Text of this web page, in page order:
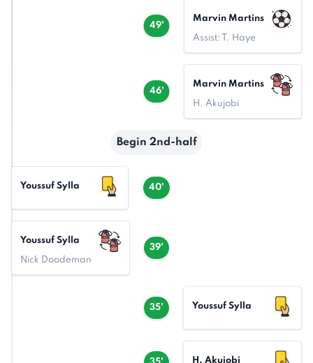
49'
Marvin Martins
Assist: T. Haye
46'
Marvin Martins
H. Akujobi
Begin 2nd-half
40'
Youssuf Sylla
39'
Youssuf Sylla
Nick Doodeman
35' Youssuf Sylla
H. Akujobi